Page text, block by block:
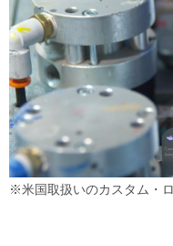
※米国取扱いのカスタム・